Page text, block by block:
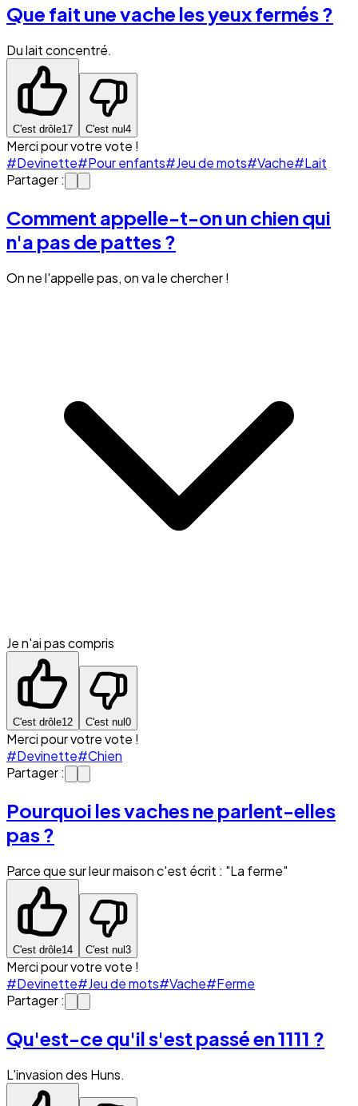
Que fait une vache les yeux fermés ?
Du lait concentré.
C'est drôle17 C'est nul 4
Merci pour votre vote !
#Devinette#Pour enfants#Jeu de mots#Vache#Lait
Partager :
Comment appelle-t-on un chien qui
n'a pas de pattes ?
On ne l'appelle pas, on va le chercher !
Je n'ai pas compris
C'est drôle12 C'est nul 0
Merci pour votre vote !
#Devinette#Chien
Partager :
Pourquoi les vaches ne parlent-elles
pas ?
Parce que sur leur maison c'est écrit : "La ferme"
C'est drôle14 C'est nul3
Merci pour votre vote !
#Devinette#Jeu de mots#Vache#Ferme
Partager :
Qu'est-ce qu'il s'est passé en 1111 ?
L'invasion des Huns.